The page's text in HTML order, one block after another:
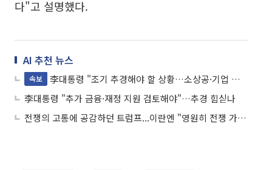
다"고 설명했다.
AI 추천 뉴스
속보
李대통령 "조기 추경해야 할 상황…소상공·기업 지원에 추가 재정 필요"
李대통령 "추가 금융·재정 지원 검토해야"…추경 힘싣나
전쟁의 고통에 공감하던 트럼프...이란엔 "영원히 전쟁 가능"